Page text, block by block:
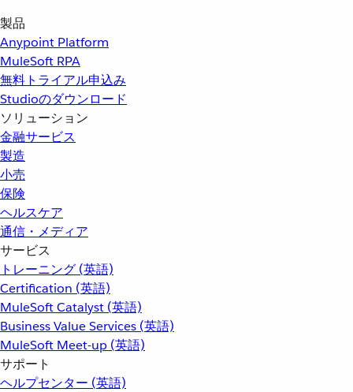
製品
Anypoint Platform
MuleSoft RPA
無料トライアル申込み
Studioのダウンロード
ソリューション
金融サービス
製造
小売
保険
ヘルスケア
通信・メディア
サービス
トレーニング (英語)
Certification (英語)
MuleSoft Catalyst (英語)
Business Value Services (英語)
MuleSoft Meet-up (英語)
サポート
ヘルプセンター (英語)